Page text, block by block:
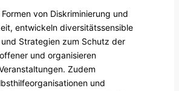
von Diskriminierung und
entwickeln diversitätssensible
Strategien zum Schutz der
und organisieren
Zudem
und